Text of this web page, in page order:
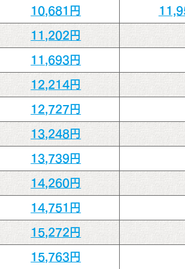
10,681円
11,202円
11,693円
12,214円
12,727円
13,248円
13,739円
14,260円
14,751円
15,272円
15,763円